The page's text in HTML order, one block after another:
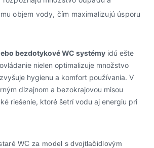
objem vody, čím maximalizujú úsporu
bezdotykové WC systémy idú ešte
nielen optimalizuje množstvo
hygienu a komfort používania. V
dizajnom a bezokrajovou misou
riešenie, ktoré šetrí vodu aj energiu pri
WC za model s dvojtlačidlovým